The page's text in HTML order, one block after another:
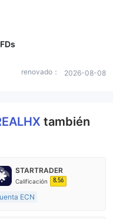
renovado： 2026-08-08
también
STARTRADER
Calificación 8.56
ECN